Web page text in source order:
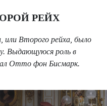
РЕЙХ
или Второго рейха, было
Выдающуюся роль в
Отто фон Бисмарк.